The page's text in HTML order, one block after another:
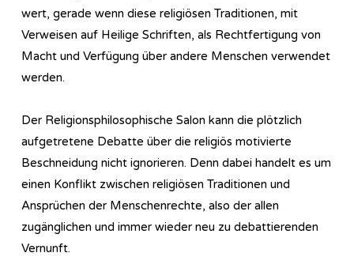
wert, gerade wenn diese religiösen Traditionen, mit
Verweisen auf Heilige Schriften, als Rechtfertigung von
Macht und Verfügung über andere Menschen verwendet
werden.
Der Religionsphilosophische Salon kann die plötzlich
aufgetretene Debatte über die religiös motivierte
Beschneidung nicht ignorieren. Denn dabei handelt es um
einen Konflikt zwischen religiösen Traditionen und
Ansprüchen der Menschenrechte, also der allen
zugänglichen und immer wieder neu zu debattierenden
Vernunft.